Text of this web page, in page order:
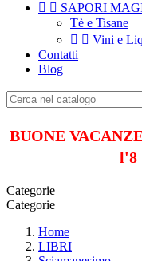
  SAPORI
Tè e Tisane
  Vini e
Contatti
Blog
BUONE
l'8
Categorie
Categorie
Home
LIBRI